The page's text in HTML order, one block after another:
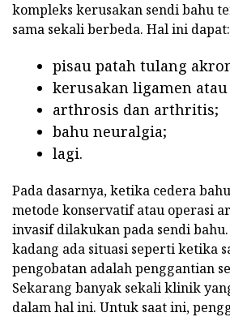
kompleks kerusakan sendi bahu
sama sekali berbeda. Hal ini dapat:
pisau patah tulang
kerusakan ligamen
arthrosis dan arthritis;
bahu neuralgia;
lagi.
Pada dasarnya, ketika cedera
metode konservatif atau operasi
invasif dilakukan pada sendi
kadang ada situasi seperti ketika
pengobatan adalah penggantian
Sekarang banyak sekali klinik
dalam hal ini. Untuk saat ini,